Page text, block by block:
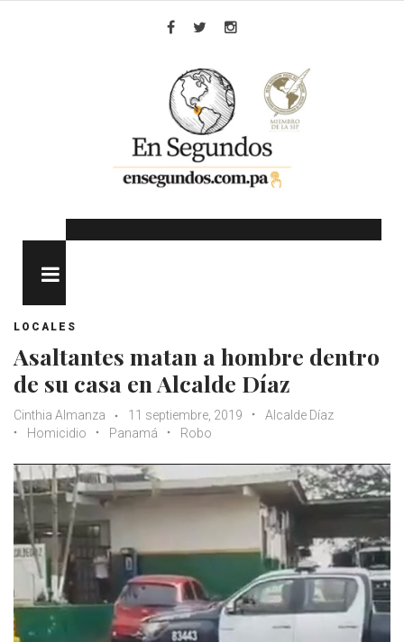
LOCALES
Asaltantes matan a hombre dentro
de su casa en Alcalde Díaz
Cinthia Almanza 11 septiembre, 2019
Alcalde Díaz
Homicidio
Panamá Robo